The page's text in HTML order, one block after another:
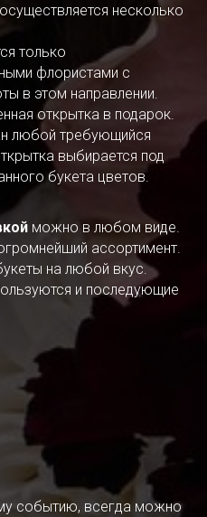
несколько
только
флористами с
в этом направлении.
открытка в подарок.
любой требующийся
выбирается под
букета цветов.
можно в любом виде.
ассортимент.
на любой вкус.
и последующие
событию, всегда можно